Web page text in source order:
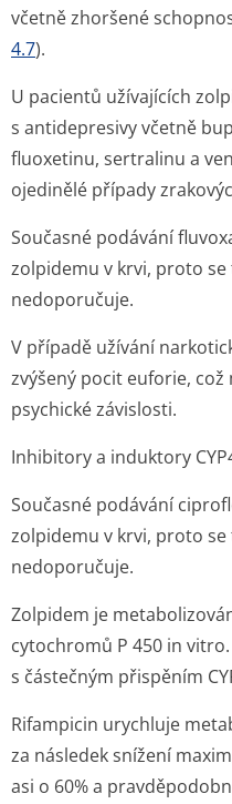
včetně zhoršené
4.7).
U pacientů užívajících
s antidepresivy včetně
fluoxetinu, sertralinu a
ojedinělé případy
Současné podávání
zolpidemu v krvi, proto
nedoporučuje.
V případě užívání
zvýšený pocit euforie,
psychické závislosti.
Inhibitory a induktory
Současné podávání
zolpidemu v krvi, proto
nedoporučuje.
Zolpidem je
cytochromů P 450 in
s částečným přispěním
Rifampicin urychluje
za následek snížení
asi o 60% a